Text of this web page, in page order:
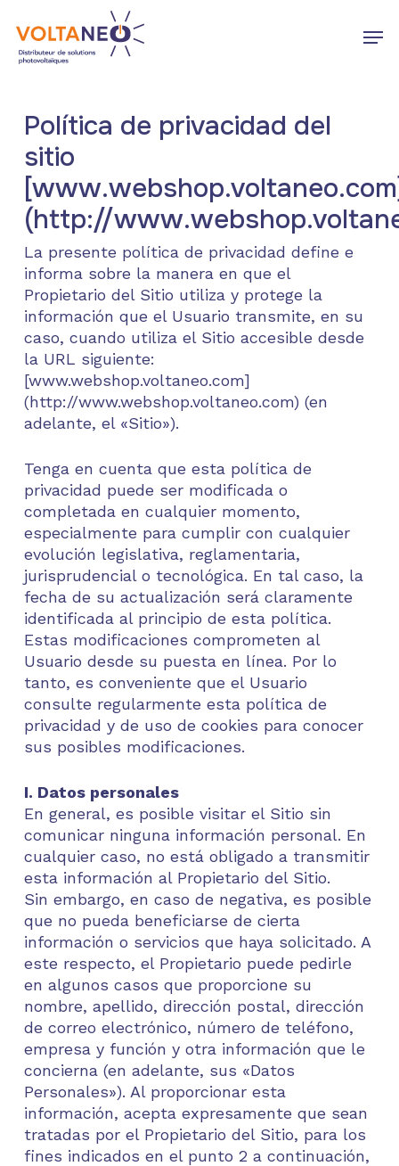
main
Política de privacidad del
sitio
(http://
La presente política de privacidad define e
informa sobre la manera en que el
Propietario del Sitio utiliza y protege la
información que el Usuario transmite, en su
caso, cuando utiliza el Sitio accesible desde
la URL siguiente:
[www.webshop.voltaneo.com]
(http://www.webshop.voltaneo.com) (en
adelante, el «Sitio»).
Tenga en cuenta que esta política de
privacidad puede ser modificada o
completada en cualquier momento,
especialmente para cumplir con cualquier
evolución legislativa, reglamentaria,
jurisprudencial o tecnológica. En tal caso, la
fecha de su actualización será claramente
identificada al principio de esta política.
Estas modificaciones comprometen al
Usuario desde su puesta en línea. Por lo
tanto, es conveniente que el Usuario
consulte regularmente esta política de
privacidad y de uso de cookies para conocer
sus posibles modificaciones.
I. Datos personales
En general, es posible visitar el Sitio sin
comunicar ninguna información personal. En
cualquier caso, no está obligado a transmitir
esta información al Propietario del Sitio.
Sin embargo, en caso de negativa, es posible
que no pueda beneficiarse de cierta
información o servicios que haya solicitado. A
este respecto, el Propietario puede pedirle
en algunos casos que proporcione su
nombre, apellido, dirección postal, dirección
de correo electrónico, número de teléfono,
empresa y función y otra información que le
concierna (en adelante, sus «Datos
Personales»). Al proporcionar esta
información, acepta expresamente que sean
tratadas por el Propietario del Sitio, para los
fines indicados en el punto 2 a continuación,